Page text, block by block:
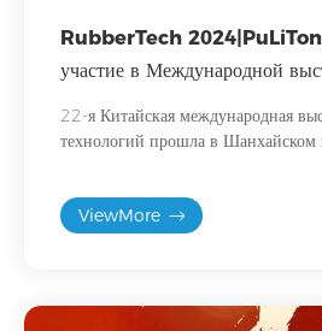
RubberTech
участие в Международной
22-я Китайская международная
технологий прошла в Шанхайском
резиновой промышленности, эта
ViewMore